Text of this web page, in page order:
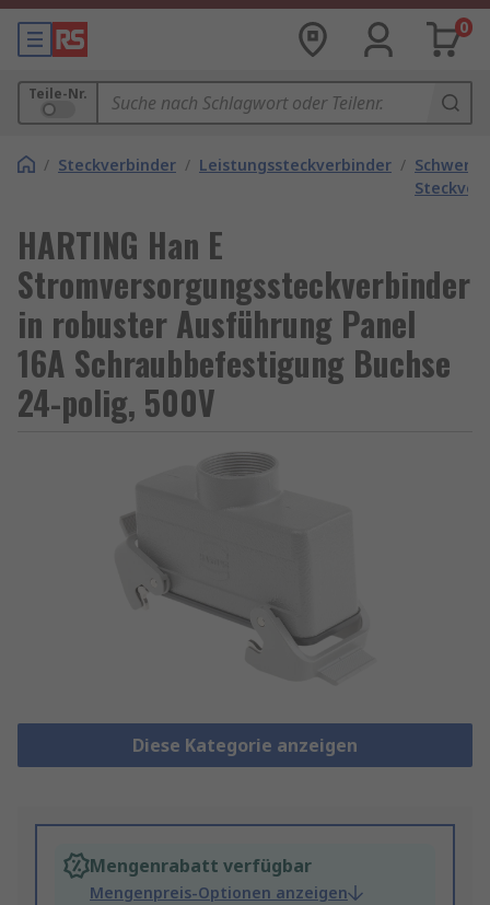
0
Teile-Nr.
/ Steckverbinder / Leistungssteckverbinder / Schwere
HARTING Han E
Stromversorgungssteckverbinder
in robuster Ausführung Panel
16A Schraubbefestigung Buchse
24-polig, 500V
Diese Kategorie anzeigen
Mengenrabatt verfügbar
Mengenpreis-Optionen anzeigen